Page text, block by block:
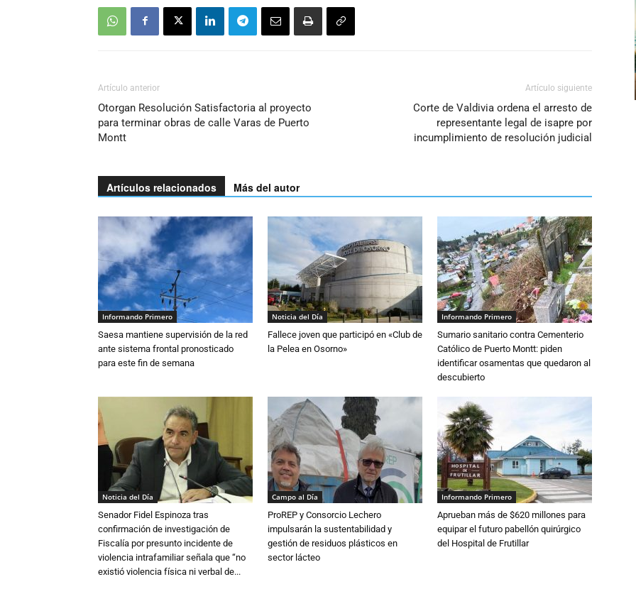
volumen.
Artículo anterior
Otorgan Resolución Satisfactoria al proyecto
para terminar obras de calle Varas de Puerto
Montt
Artículo siguiente
Corte de Valdivia ordena el arresto de
representante legal de isapre por
incumplimiento de resolución judicial
Artículos relacionados Más del autor
Informando Primero
Saesa mantiene supervisión de la red
ante sistema frontal pronosticado
para este fin de semana
Noticia del Día
Fallece joven que participó en «Club de
la Pelea en Osorno»
Informando Primero
Sumario sanitario contra Cementerio
Católico de Puerto Montt: piden
identificar osamentas que quedaron al
descubierto
Noticia del Día
Senador Fidel Espinoza tras
confirmación de investigación de
Fiscalía por presunto incidente de
violencia intrafamiliar señala que “no
existió violencia física ni verbal de...
Campo al Día
ProREP y Consorcio Lechero
impulsarán la sustentabilidad y
gestión de residuos plásticos en
sector lácteo
Informando Primero
Aprueban más de $620 millones para
equipar el futuro pabellón quirúrgico
del Hospital de Frutillar